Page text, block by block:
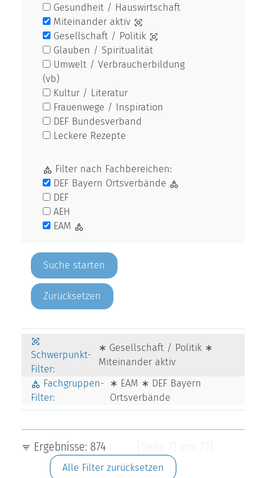
Gesundheit / Hauswirtschaft
Miteinander aktiv
Gesellschaft / Politik
Glauben / Spiritualität
Umwelt / Verbraucherbildung
(vb)
Kultur / Literatur
Frauenwege / Inspiration
DEF Bundesverband
Leckere Rezepte
Filter nach Fachbereichen:
DEF Bayern Ortsverbände
DEF
AEH
EAM
Zurücksetzen
Schwerpunkt-
Filter:
∗ Gesellschaft / Politik ∗
Miteinander aktiv
Fachgruppen-
Filter:
∗ EAM ∗ DEF Bayern
Ortsverbände
Ergebnisse: 874
Alle Filter zurücksetzen